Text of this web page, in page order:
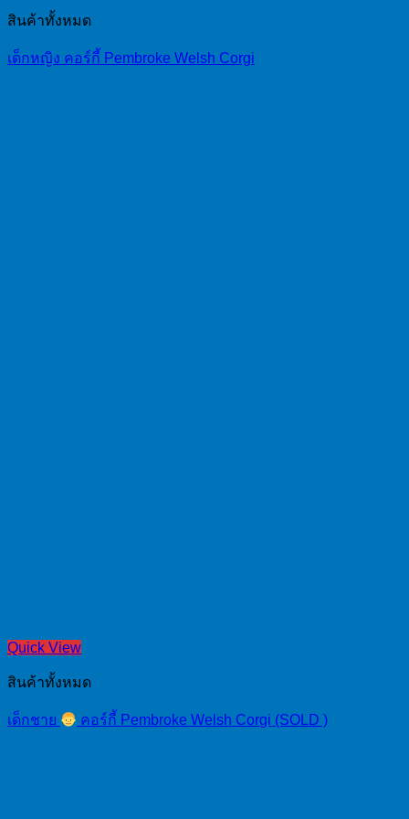
สินค้าทั้งหมด
เด็กหญิง คอร์กี้ Pembroke Welsh Corgi
Quick View
สินค้าทั้งหมด
เด็กชาย คอร์กี้ Pembroke Welsh Corgi (SOLD )